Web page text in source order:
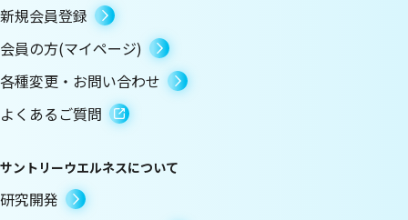
新規会員登録
会員の方(マイページ)
各種変更・お問い合わせ
よくあるご質問
サントリーウエルネスについて
研究開発